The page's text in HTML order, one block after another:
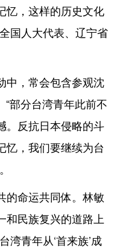
忆，这样的历史文化
国人大代表、辽宁省
，常会包含参观沈
“部分台湾青年此前不
。反抗日本侵略的斗
忆，我们要继续为台
命运共同体。林敏
和民族复兴的道路上
湾青年从‘首来族’成